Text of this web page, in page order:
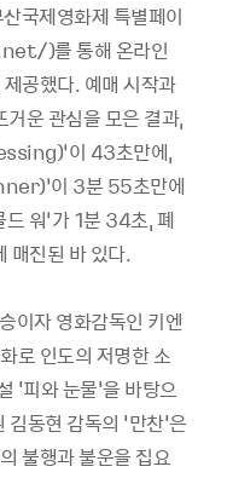
국제영화제 특별페이
)를 통해 온라인
공했다. 예매 시작과
운 관심을 모은 결과,
이 43초만에,
이 3분 55초만에
워’가 1분 34초, 폐
매진된 바 있다.
이자 영화감독인 키엔
로 인도의 저명한 소
'피와 눈물'을 바탕으
김동현 감독의 '만찬'은
불행과 불운을 집요